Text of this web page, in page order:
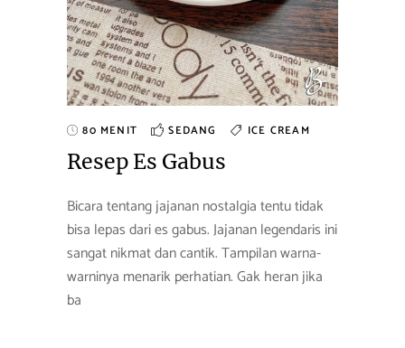
80 MENIT SEDANG ICE CREAM
Resep Es Gabus
Bicara tentang jajanan nostalgia tentu tidak
bisa lepas dari es gabus. Jajanan legendaris ini
sangat nikmat dan cantik. Tampilan warna-
warninya menarik perhatian. Gak heran jika
ba